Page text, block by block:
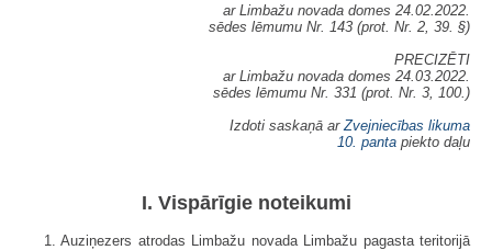
ar Limbažu novada domes 24.02.2022.
sēdes lēmumu Nr. 143 (prot. Nr. 2, 39. §)
PRECIZĒTI
ar Limbažu novada domes 24.03.2022.
sēdes lēmumu Nr. 331 (prot. Nr. 3, 100.)
Izdoti saskaņā ar Zvejniecības likuma
10. panta piekto daļu
I. Vispārīgie noteikumi
1. Auziņezers atrodas Limbažu novada Limbažu pagasta teritorijā